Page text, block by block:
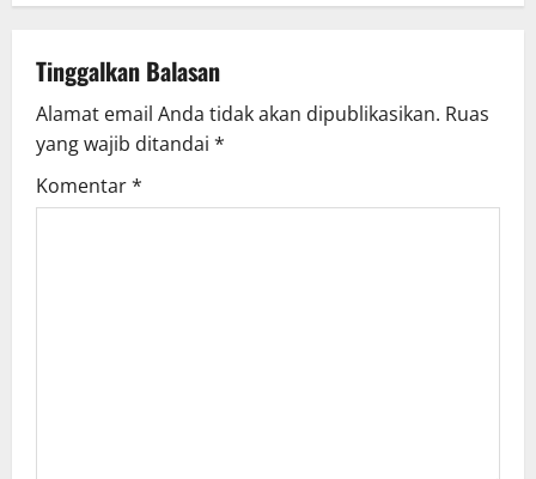
Tinggalkan Balasan
Alamat email Anda tidak akan dipublikasikan. Ruas
yang wajib ditandai *
Komentar*